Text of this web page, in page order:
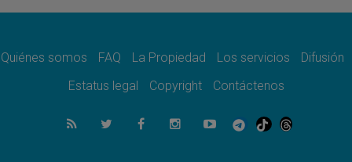
Comienzan "Diez Días Oración por la Paz"
Pizzaballa en Asís: los cristianos quieren
06.08.2026
Sturla: La visita de León XIV será una buena
Quiénes somos FAQ La Propiedad Los servicios
Difusión
Estatus legal
Copyright Contáctenos